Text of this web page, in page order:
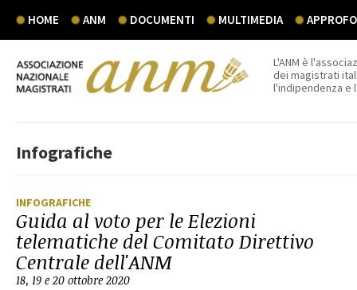
HOME ANM DOCUMENTI MULTIMEDIA
L'ANM è
dei magistrati
l'indipendenza e
Infografiche
INFOGRAFICHE
Guida al voto per le Elezioni
telematiche del Comitato Direttivo
Centrale dell'ANM
18, 19 e 20 ottobre 2020